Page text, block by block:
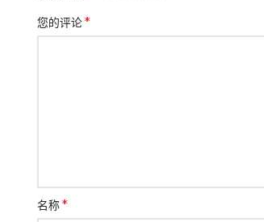
您的评论*
名称*